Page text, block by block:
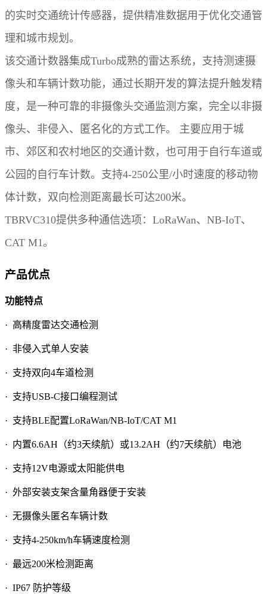
的实时交通统计传感器，提供精准数据用于优化交通管
理和城市规划。
该交通计数器集成Turbo成熟的雷达系统，支持测速摄
像头和车辆计数功能，通过长期开发的算法提升触发精
度，是一种可靠的非摄像头交通监测方案，完全以非摄
像头、非侵入、匿名化的方式工作。 主要应用于城
市、郊区和农村地区的交通计数，也可用于自行车道或
公园的自行车计数。支持4-250公里/小时速度的移动物
体计数，双向检测距离最长可达200米。
TBRVC310提供多种通信选项：LoRaWan、NB-IoT、
CAT M1。
产品优点
功能特点
· 高精度雷达交通检测
· 非侵入式单人安装
· 支持双向4车道检测
· 支持USB-C接口编程测试
· 支持BLE配置LoRaWan/NB-IoT/CAT M1
· 内置6.6AH（约3天续航）或13.2AH（约7天续航）电池
· 支持12V电源或太阳能供电
· 外部安装支架含量角器便于安装
· 无摄像头匿名车辆计数
· 支持4-250km/h车辆速度检测
· 最远200米检测距离
· IP67 防护等级